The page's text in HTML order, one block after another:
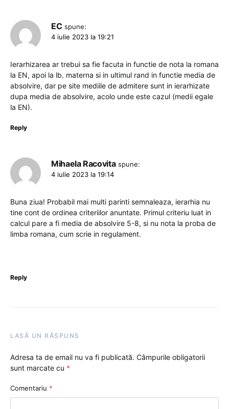
EC spune:
4 iulie 2023 la 19:21
Ierarhizarea ar trebui sa fie facuta in functie de nota la romana
la EN, apoi la lb. materna si in ultimul rand in functie media de
absolvire, dar pe site mediile de admitere sunt in ierarhizate
dupa media de absolvire, acolo unde este cazul (medii egale
la EN).
Reply
Mihaela Racovita spune:
4 iulie 2023 la 19:14
Buna ziua! Probabil mai multi parinti semnaleaza, ierarhia nu
tine cont de ordinea criteriilor anuntate. Primul criteriu luat in
calcul pare a fi media de absolvire 5-8, si nu nota la proba de
limba romana, cum scrie in regulament.
Reply
LASĂ UN RĂSPUNS
Adresa ta de email nu va fi publicată. Câmpurile obligatorii
sunt marcate cu *
Comentariu *